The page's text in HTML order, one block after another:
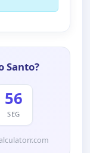
Santo?
56
SEG